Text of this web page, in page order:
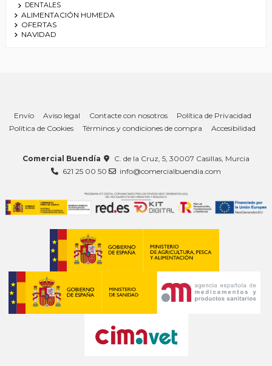
DENTALES
ALIMENTACIÓN HUMEDA
OFERTAS
NAVIDAD
Envío Aviso legal Contacte con nosotros
Política de Privacidad
Política de Cookies
Términos y condiciones de compra Accesibilidad
Comercial Buendía
C. de la Cruz, 5, 30007 Casillas, Murcia
621 25 00 50
info@comercialbuendia.com